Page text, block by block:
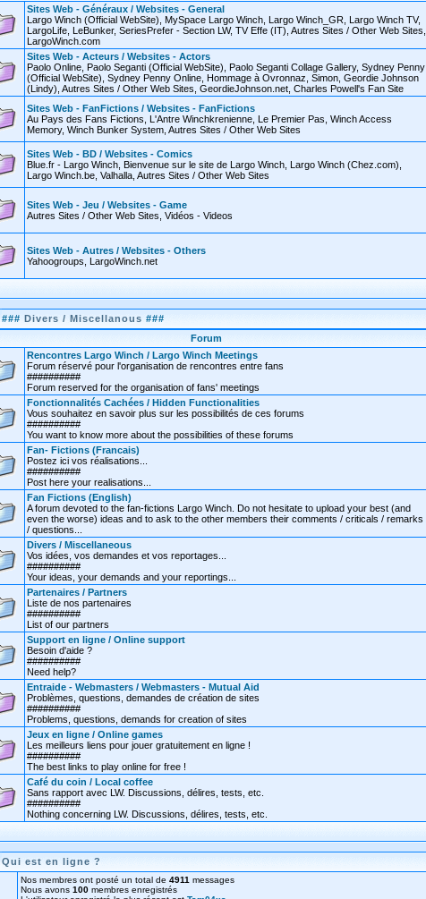
Sites Web - Généraux / Websites - General
Largo Winch (Official WebSite), MySpace Largo Winch, Largo Winch_GR, Largo Winch TV,
LargoLife, LeBunker, SeriesPrefer - Section LW, TV Effe (IT), Autres Sites / Other Web Sites,
LargoWinch.com
Sites Web - Acteurs / Websites - Actors
Paolo Online, Paolo Seganti (Official WebSite), Paolo Seganti Collage Gallery, Sydney Penny
(Official WebSite), Sydney Penny Online, Hommage à Ovronnaz, Simon, Geordie Johnson
(Lindy), Autres Sites / Other Web Sites, GeordieJohnson.net, Charles Powell's Fan Site
Sites Web - FanFictions / Websites - FanFictions
Au Pays des Fans Fictions, L'Antre Winchkrenienne, Le Premier Pas, Winch Access
Memory, Winch Bunker System, Autres Sites / Other Web Sites
Sites Web - BD / Websites - Comics
Blue.fr - Largo Winch, Bienvenue sur le site de Largo Winch, Largo Winch (Chez.com),
Largo Winch.be, Valhalla, Autres Sites / Other Web Sites
Sites Web - Jeu / Websites - Game
Autres Sites / Other Web Sites, Vidéos - Videos
Sites Web - Autres / Websites - Others
Yahoogroups, LargoWinch.net
### Divers / Miscellanous ###
Forum
Rencontres Largo Winch / Largo Winch Meetings
Forum réservé pour l'organisation de rencontres entre fans
##########
Forum reserved for the organisation of fans' meetings
Fonctionnalités Cachées / Hidden Functionalities
Vous souhaitez en savoir plus sur les possibilités de ces forums
##########
You want to know more about the possibilities of these forums
Fan- Fictions (Francais)
Postez ici vos réalisations...
##########
Post here your realisations...
Fan Fictions (English)
A forum devoted to the fan-fictions Largo Winch. Do not hesitate to upload your best (and
even the worse) ideas and to ask to the other members their comments / criticals / remarks
/ questions...
Divers / Miscellaneous
Vos idées, vos demandes et vos reportages...
##########
Your ideas, your demands and your reportings...
Partenaires / Partners
Liste de nos partenaires
##########
List of our partners
Support en ligne / Online support
Besoin d'aide ?
##########
Need help?
Entraide - Webmasters / Webmasters - Mutual Aid
Problèmes, questions, demandes de création de sites
##########
Problems, questions, demands for creation of sites
Jeux en ligne / Online games
Les meilleurs liens pour jouer gratuitement en ligne !
##########
The best links to play online for free !
Café du coin / Local coffee
Sans rapport avec LW. Discussions, délires, tests, etc.
##########
Nothing concerning LW. Discussions, délires, tests, etc.
Qui est en ligne ?
Nos membres ont posté un total de 4911 messages
Nous avons 100 membres enregistrés